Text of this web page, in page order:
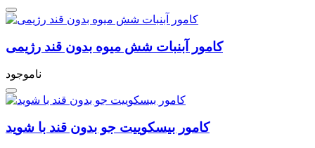
کامور آبنبات شش میوه بدون قند رژیمی
ناموجود
کامور بیسکوییت جو بدون قند با شوید